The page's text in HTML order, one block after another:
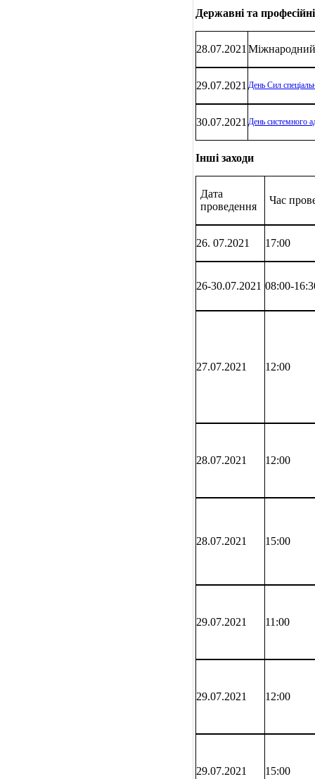
Державні та
28.07.2021 Міжнародний
29.07.2021 День Сил
30.07.2021 День системного
Інші заходи
Дата
проведення
Час
26. 07.2021 17:00
26-30.07.2021 08:00-
27.07.2021 12:00
28.07.2021 12:00
28.07.2021 15:00
29.07.2021 11:00
29.07.2021 12:00
29.07.2021 15:00